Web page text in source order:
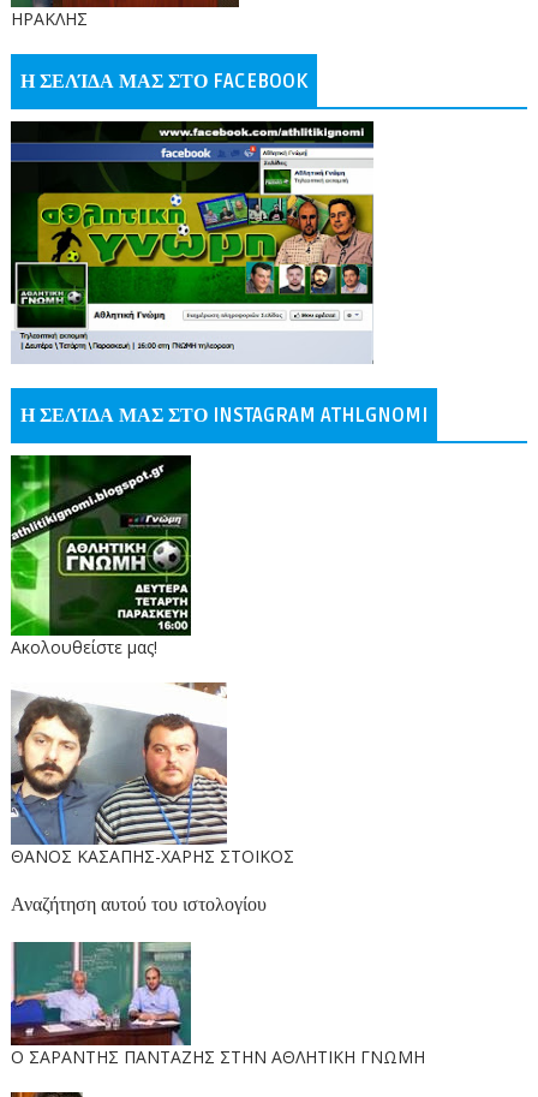
ΗΡΑΚΛΗΣ
Η ΣΕΛΊΔΑ ΜΑΣ ΣΤΟ FACEBOOK
Η ΣΕΛΊΔΑ ΜΑΣ ΣΤΟ INSTAGRAM ATHLGNOMI
Ακολουθείστε μας!
ΘΑΝΟΣ ΚΑΣΑΠΗΣ-ΧΑΡΗΣ ΣΤΟΙΚΟΣ
Αναζήτηση αυτού του ιστολογίου
O ΣΑΡΑΝΤΗΣ ΠΑΝΤΑΖΗΣ ΣΤΗΝ ΑΘΛΗΤΙΚΗ ΓΝΩΜΗ